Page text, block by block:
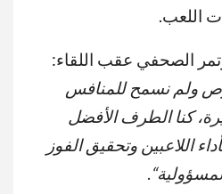
اللعب.
الصحفي عقب اللقاء:
ولم نسمح للمنافس
كنا الطرف الأفضل
اللاعبين وتحقيق الفوز
“
.